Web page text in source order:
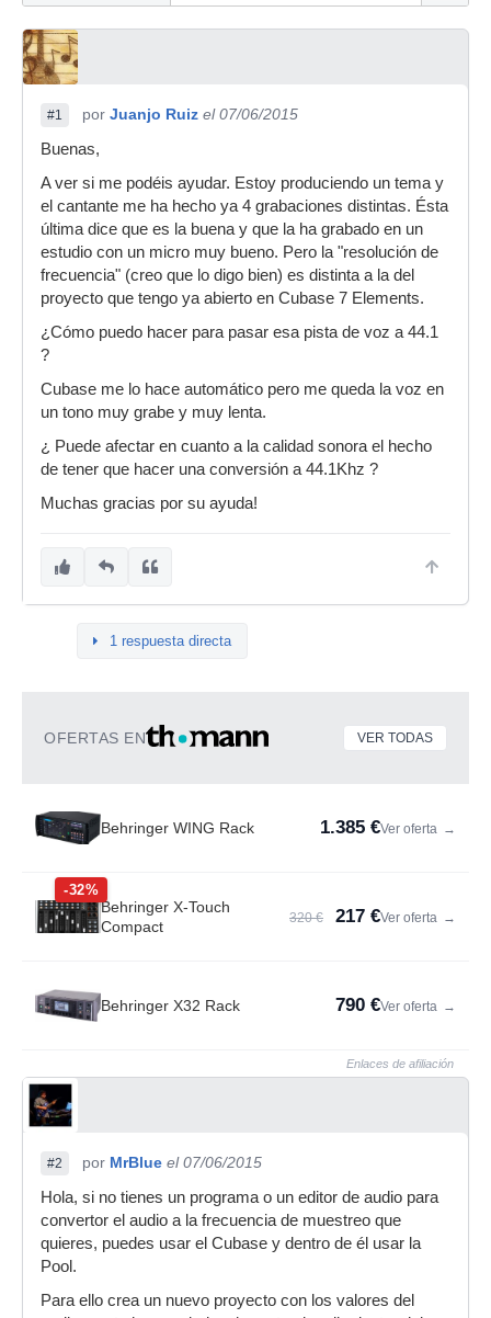
#1 por Juanjo Ruiz el 07/06/2015
Buenas,
A ver si me podéis ayudar. Estoy produciendo un tema y
el cantante me ha hecho ya 4 grabaciones distintas. Ésta
última dice que es la buena y que la ha grabado en un
estudio con un micro muy bueno. Pero la "resolución de
frecuencia" (creo que lo digo bien) es distinta a la del
proyecto que tengo ya abierto en Cubase 7 Elements.
¿Cómo puedo hacer para pasar esa pista de voz a 44.1
?
Cubase me lo hace automático pero me queda la voz en
un tono muy grabe y muy lenta.
¿ Puede afectar en cuanto a la calidad sonora el hecho
de tener que hacer una conversión a 44.1Khz ?
Muchas gracias por su ayuda!
1 respuesta directa
OFERTAS EN VER TODAS
Behringer WING Rack 1.385 €Ver oferta →
-32%
Behringer X-Touch
Compact
320 € 217 €Ver oferta →
Behringer X32 Rack 790 €Ver oferta →
Enlaces de afiliación
#2 por MrBlue el 07/06/2015
Hola, si no tienes un programa o un editor de audio para
convertor el audio a la frecuencia de muestreo que
quieres, puedes usar el Cubase y dentro de él usar la
Pool.
Para ello crea un nuevo proyecto con los valores del